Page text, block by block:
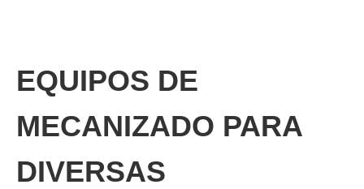
EQUIPOS DE
MECANIZADO PARA
DIVERSAS